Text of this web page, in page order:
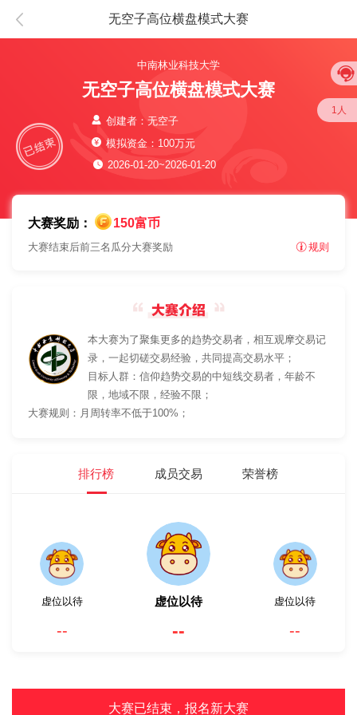
无空子高位横盘模式大赛
中南林业科技大学
无空子高位横盘模式大赛
创建者：无空子
模拟资金：100万元
2026-01-20~2026-01-20
1人
大赛奖励： 150富币
大赛结束后前三名瓜分大赛奖励 规则
本大赛为了聚集更多的趋势交易者，相互观摩交易记
录，一起切磋交易经验，共同提高交易水平；
目标人群：信仰趋势交易的中短线交易者，年龄不
限，地域不限，经验不限；
大赛规则：月周转率不低于100%；
排行榜 成员交易 荣誉榜
虚位以待
--
虚位以待
--
虚位以待
--
大赛已结束，报名新大赛